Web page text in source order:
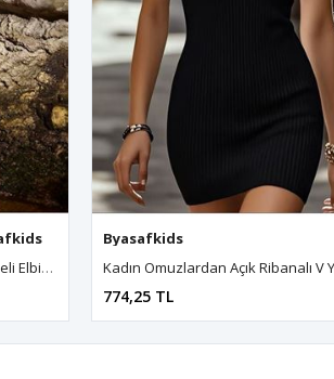
Byasafkids Byasafkids,
Byasafkids , Byasafkids
Kuş Ve Yaprak Desenli Önü Düğmeli Elbise
Byasafkids
774,25 TL